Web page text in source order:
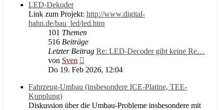
LED-Dekoder
Link zum Projekt: http://www.digital-
bahn.de/bau_led/led.htm
101 Themen
516 Beiträge
Letzter Beitrag Re: LED-Decoder gibt keine Re…
von Sven
Beitrag
Do 19. Feb 2026, 12:04
Fahrzeug-Umbau (insbesondere ICE-Platine, TEE-
Kupplung)
Diskussion über die Umbau-Probleme insbesondere mit